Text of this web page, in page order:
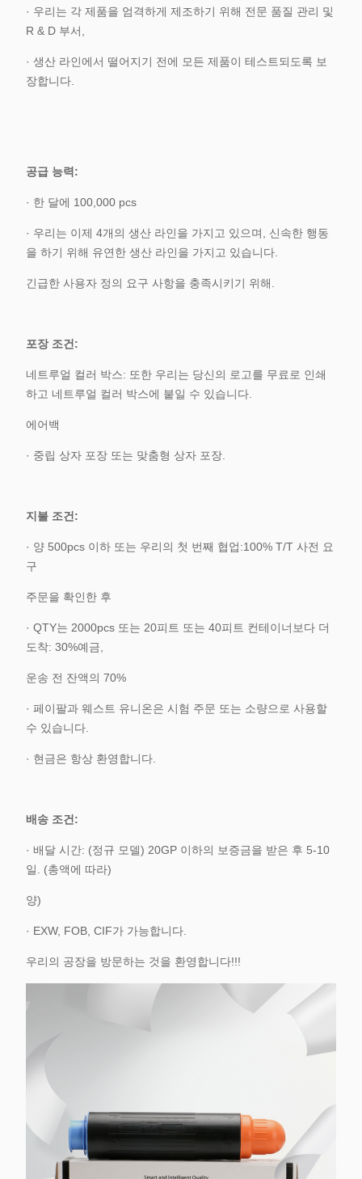
· 우리는 각 제품을 엄격하게 제조하기 위해 전문 품질 관리 및
R & D 부서,
· 생산 라인에서 떨어지기 전에 모든 제품이 테스트되도록 보
장합니다.
공급 능력:
· 한 달에 100,000 pcs
· 우리는 이제 4개의 생산 라인을 가지고 있으며, 신속한 행동
을 하기 위해 유연한 생산 라인을 가지고 있습니다.
긴급한 사용자 정의 요구 사항을 충족시키기 위해.
포장 조건:
네트루얼 컬러 박스: 또한 우리는 당신의 로고를 무료로 인쇄
하고 네트루얼 컬러 박스에 붙일 수 있습니다.
에어백
· 중립 상자 포장 또는 맞춤형 상자 포장.
지불 조건:
· 양 500pcs 이하 또는 우리의 첫 번째 협업:100% T/T 사전 요
구
주문을 확인한 후
· QTY는 2000pcs 또는 20피트 또는 40피트 컨테이너보다 더
도착: 30%예금,
운송 전 잔액의 70%
· 페이팔과 웨스트 유니온은 시험 주문 또는 소량으로 사용할
수 있습니다.
· 현금은 항상 환영합니다.
배송 조건:
· 배달 시간: (정규 모델) 20GP 이하의 보증금을 받은 후 5-10
일. (총액에 따라)
양)
· EXW, FOB, CIF가 가능합니다.
우리의 공장을 방문하는 것을 환영합니다!!!